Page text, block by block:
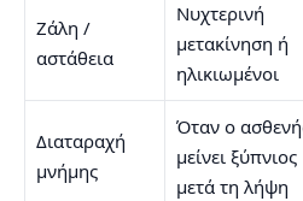
Ζάλη /
αστάθεια
Νυχτερινή
μετακίνηση ή
ηλικιωμένοι
Διαταραχή
μνήμης
Όταν ο
μείνει ξύπνιος
μετά τη λήψη